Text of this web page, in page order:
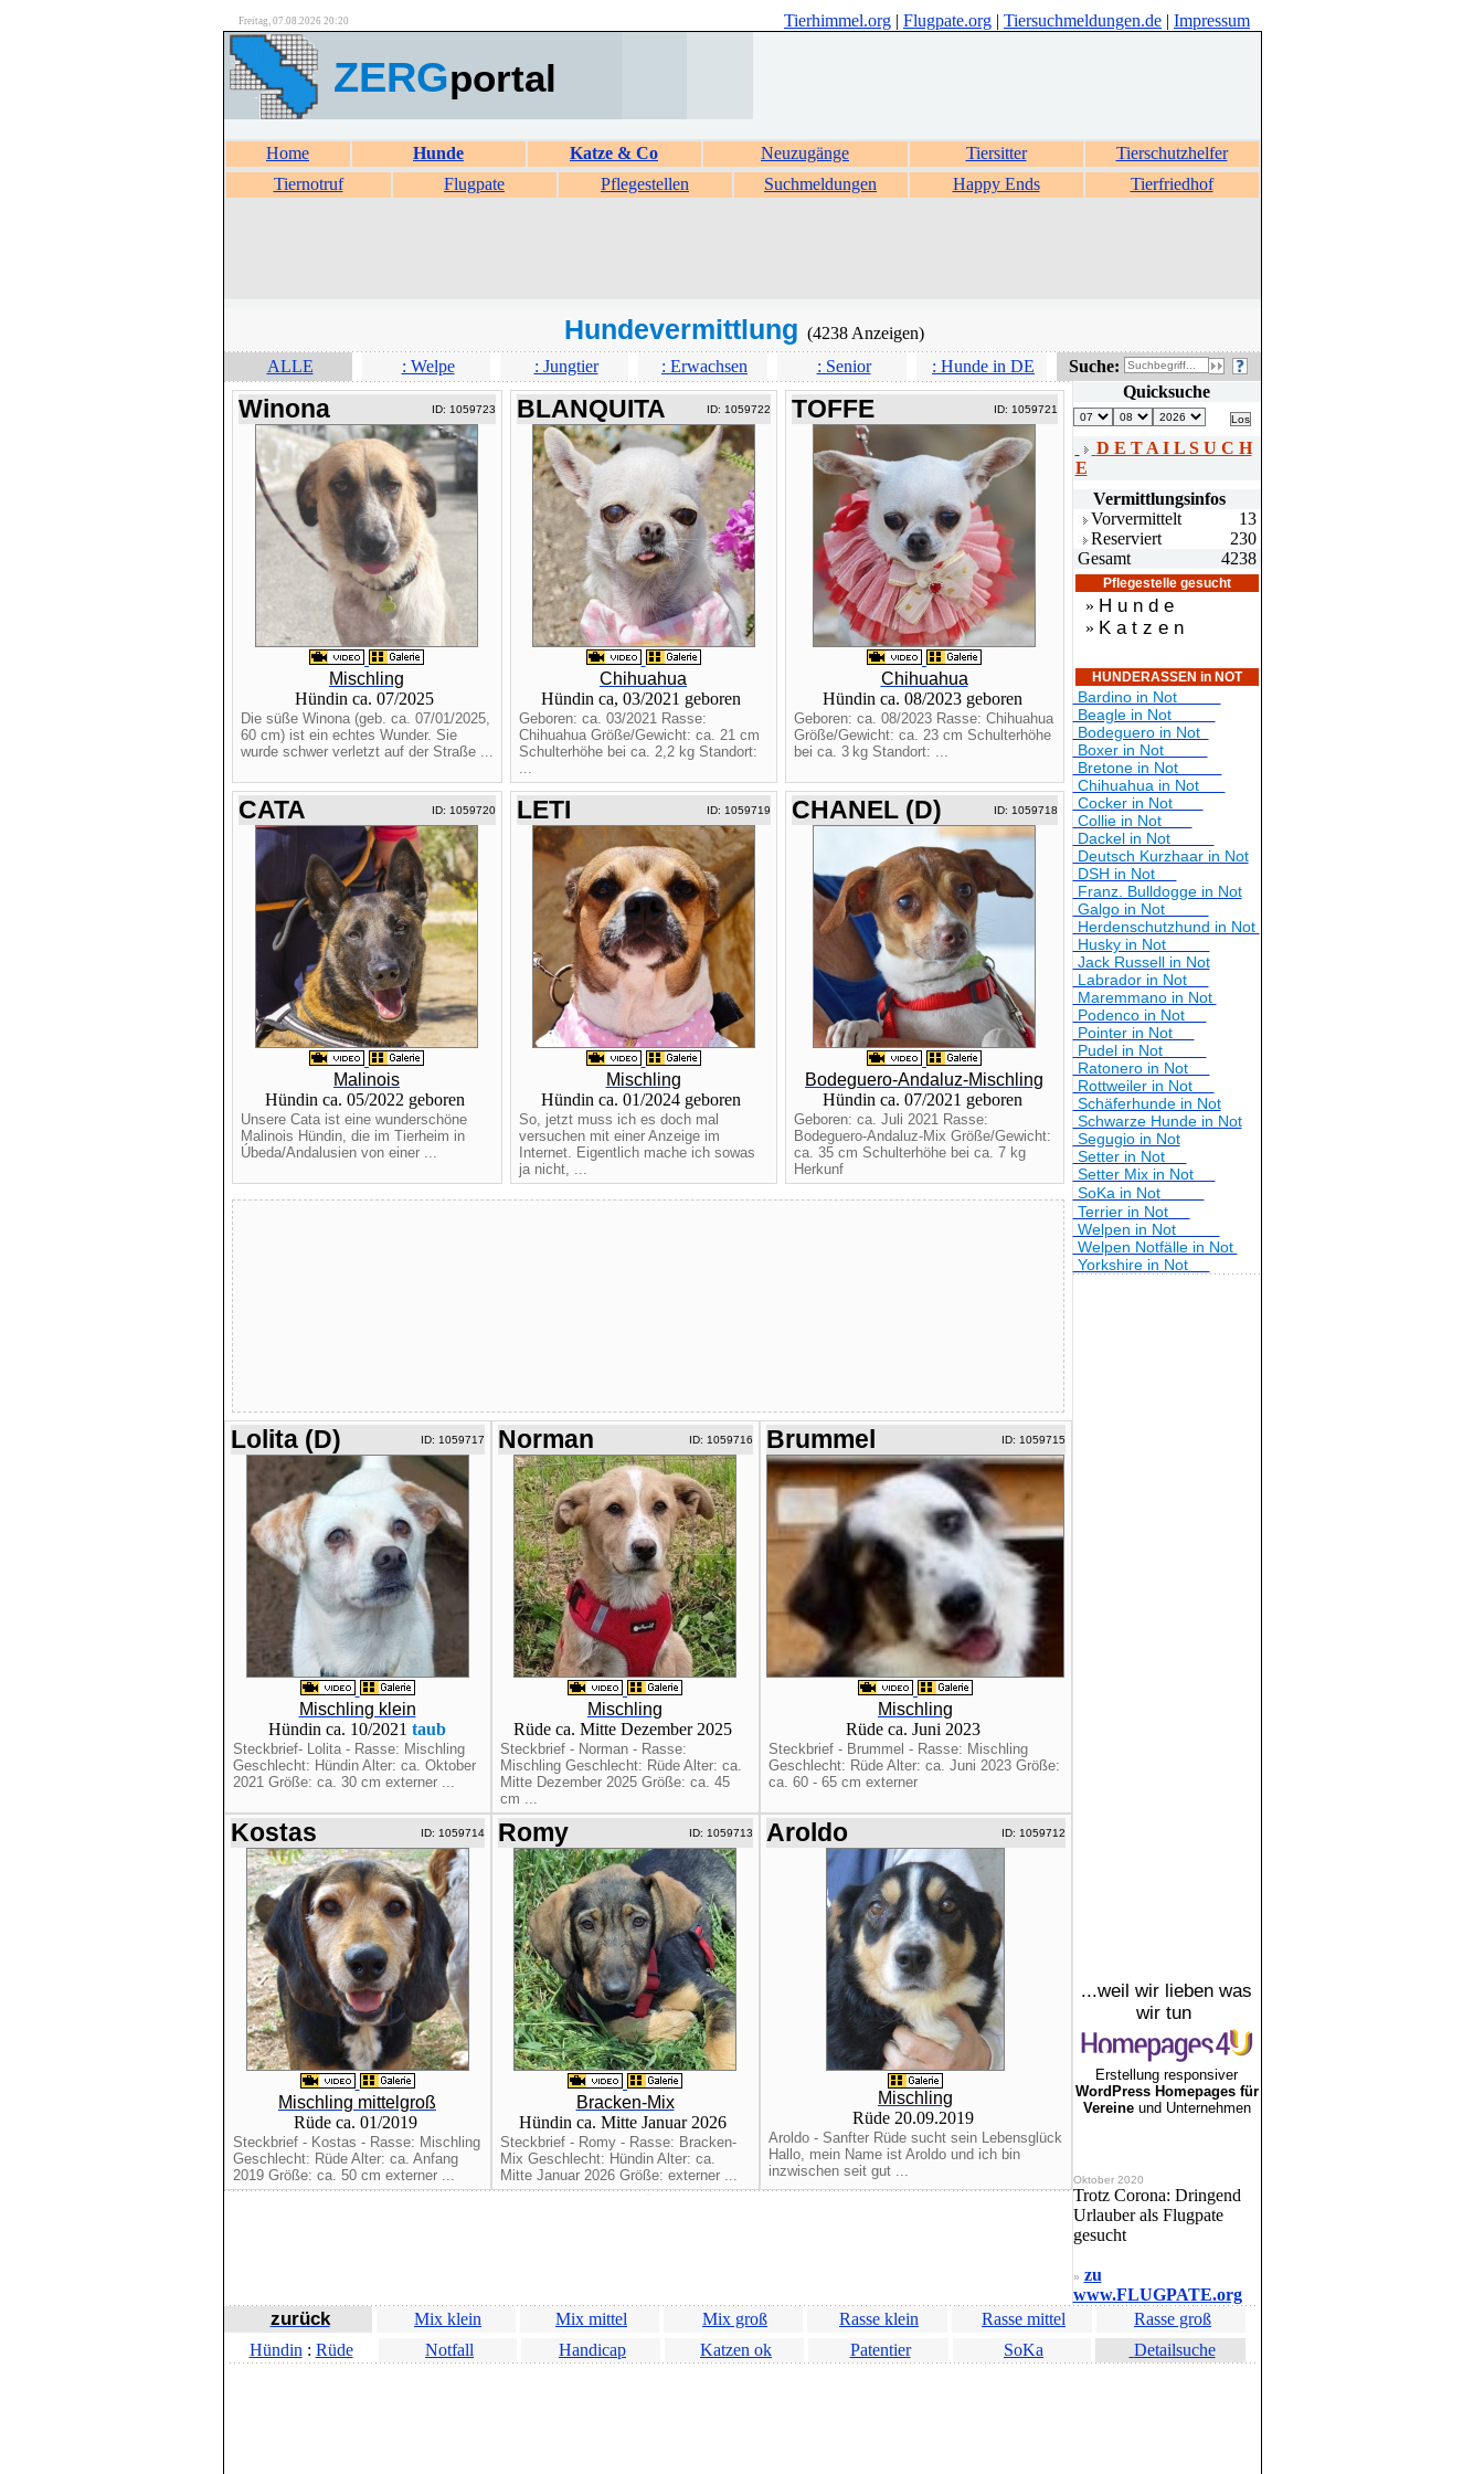
Freitag, 07.08.2026 20:20 Tierhimmel.org | Flugpate.org | Tiersuchmeldungen.de | Impressum
ZERGportal
Home Hunde Katze & Co Neuzugänge Tiersitter
Tierschutzhelfer
Tiernotruf
Flugpate Pflegestellen Suchmeldungen Happy Ends Tierfriedhof
Hundevermittlung (4238 Anzeigen)
ALLE
: Welpe : Jungtier : Erwachsen : Senior : Hunde in DE Suche:
Winona ID: 1059723
Mischling
Hündin ca. 07/2025
Die süße Winona (geb. ca. 07/01/2025,
60 cm) ist ein echtes Wunder. Sie
wurde schwer verletzt auf der Straße ...
BLANQUITA ID: 1059722
Chihuahua
Hündin ca, 03/2021 geboren
Geboren: ca. 03/2021 Rasse:
Chihuahua Größe/Gewicht: ca. 21 cm
Schulterhöhe bei ca. 2,2 kg Standort:
...
TOFFE ID: 1059721
Chihuahua
Hündin ca. 08/2023 geboren
Geboren: ca. 08/2023 Rasse: Chihuahua
Größe/Gewicht: ca. 23 cm Schulterhöhe
bei ca. 3 kg Standort: ...
CATA ID: 1059720
Malinois
Hündin ca. 05/2022 geboren
Unsere Cata ist eine wunderschöne
Malinois Hündin, die im Tierheim in
Úbeda/Andalusien von einer ...
LETI ID: 1059719
Mischling
Hündin ca. 01/2024 geboren
So, jetzt muss ich es doch mal
versuchen mit einer Anzeige im
Internet. Eigentlich mache ich sowas
ja nicht, ...
CHANEL (D) ID: 1059718
Bodeguero-Andaluz-Mischling
Hündin ca. 07/2021 geboren
Geboren: ca. Juli 2021 Rasse:
Bodeguero-Andaluz-Mix Größe/Gewicht:
ca. 35 cm Schulterhöhe bei ca. 7 kg
Herkunf
Lolita (D) ID: 1059717
Mischling klein
Hündin ca. 10/2021 taub
Steckbrief- Lolita - Rasse: Mischling
Geschlecht: Hündin Alter: ca. Oktober
2021 Größe: ca. 30 cm externer ...
Norman ID: 1059716
Mischling
Rüde ca. Mitte Dezember 2025
Steckbrief - Norman - Rasse:
Mischling Geschlecht: Rüde Alter: ca.
Mitte Dezember 2025 Größe: ca. 45
cm ...
Brummel ID: 1059715
Mischling
Rüde ca. Juni 2023
Steckbrief - Brummel - Rasse: Mischling
Geschlecht: Rüde Alter: ca. Juni 2023 Größe:
ca. 60 - 65 cm externer
Kostas ID: 1059714
Mischling mittelgroß
Rüde ca. 01/2019
Steckbrief - Kostas - Rasse: Mischling
Geschlecht: Rüde Alter: ca. Anfang
2019 Größe: ca. 50 cm externer ...
Romy ID: 1059713
Bracken-Mix
Hündin ca. Mitte Januar 2026
Steckbrief - Romy - Rasse: Bracken-
Mix Geschlecht: Hündin Alter: ca.
Mitte Januar 2026 Größe: externer ...
Aroldo ID: 1059712
Mischling
Rüde 20.09.2019
Aroldo - Sanfter Rüde sucht sein Lebensglück
Hallo, mein Name ist Aroldo und ich bin
inzwischen seit gut ...
Quicksuche
D E T A I L S U C H
E
Vermittlungsinfos
Vorvermittelt
13
Reserviert
230
Gesamt
4238
Pflegestelle gesucht
» H u n d e
» K a t z e n
HUNDERASSEN in NOT
Bardino in Not
Beagle in Not
Bodeguero in Not
Boxer in Not
Bretone in Not
Chihuahua in Not
Cocker in Not
Collie in Not
Dackel in Not
Deutsch Kurzhaar in Not
DSH in Not
Franz. Bulldogge in Not
Galgo in Not
Herdenschutzhund in Not
Husky in Not
Jack Russell in Not
Labrador in Not
Maremmano in Not
Podenco in Not
Pointer in Not
Pudel in Not
Ratonero in Not
Rottweiler in Not
Schäferhunde in Not
Schwarze Hunde in Not
Segugio in Not
Setter in Not
Setter Mix in Not
SoKa in Not
Terrier in Not
Welpen in Not
Welpen Notfälle in Not
Yorkshire in Not
...weil wir lieben was
wir tun
Erstellung responsiver
WordPress Homepages für
Vereineund Unternehmen
Oktober 2020
Trotz Corona: Dringend
Urlauber als Flugpate
gesucht
» zu
www.FLUGPATE.org
zurück Mix klein Mix mittel Mix groß Rasse klein Rasse mittel
Rasse groß
Hündin : Rüde Notfall Handicap Katzen ok Patentier SoKa Detailsuche